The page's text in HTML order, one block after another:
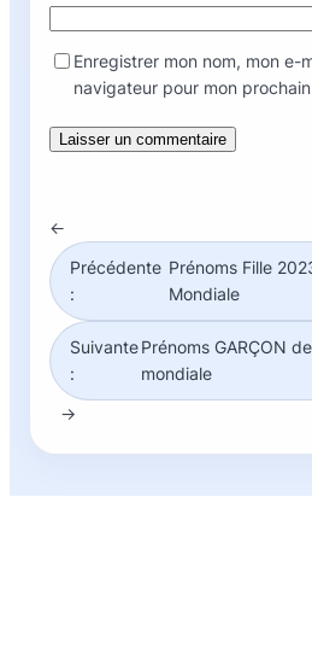
Enregistrer mon nom, mon e-
navigateur pour mon
←
Précédente
:
Prénoms Fille
Mondiale
Suivante
:
Prénoms GARÇON
mondiale
→